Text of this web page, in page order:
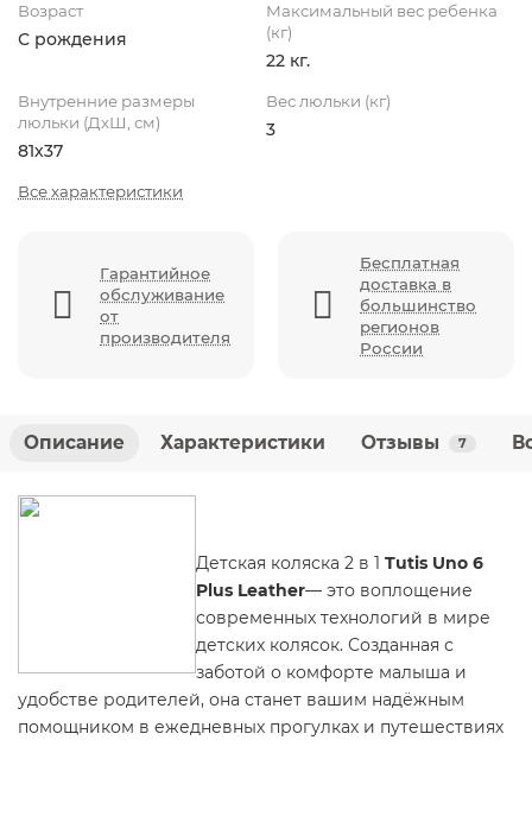
Возраст
С рождения
Максимальный вес ребенка
(кг)
22 кг.
Внутренние размеры
люльки (ДхШ, см)
81х37
Вес люльки (кг)
3
Все характеристики
Гарантийное
обслуживание
от
производителя
Бесплатная
доставка в
большинство
регионов
России
Описание Характеристики Отзывы 7
Детская коляска 2 в 1 Tutis Uno 6
Plus Leather— это воплощение
современных технологий в мире
детских колясок. Созданная с
заботой о комфорте малыша и
удобстве родителей, она станет вашим надёжным
помощником в ежедневных прогулках и путешествиях